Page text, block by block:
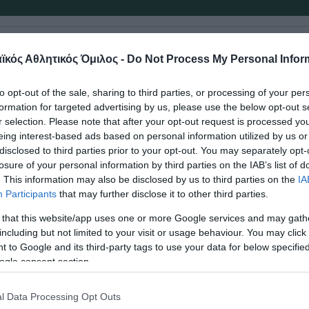
Αθλητικός Όμιλος - Do Not Process My Personal
opt-out of the sale, sharing to third parties, or processing of your
for targeted advertising by us, please use the below opt-out
selection. Please note that after your opt-out request is processed
interest-based ads based on personal information utilized by us
to third parties prior to your opt-out. You may separately
of your personal information by third parties on the IAB’s list of
This information may also be disclosed by us to third parties on the
Participants that may further disclose it to other third parties.
that this website/app uses one or more Google services and may
but not limited to your visit or usage behaviour. You may
to Google and its third-party tags to use your data for below
consent section.
Data Processing Opt Outs
Αθλητικός Όμιλος γιορτάζει
γενέθλια , τριών
που έχουν γράψει τη δική τους
τα 65αγενέθλια του έχει σήμερα ο Σπύρος
τη φανέλα του Παναθηναϊκού από το 1975
ξεκίνησε από τις ακαδημίες του
και τέσσερα κύπελλα Ελλάδας.
48α γενέθλια της γιορτάζει σήμερα η άλλοτε
Έφη Σφυρή όπου αγωνίστηκε στο «τριφύλλι»